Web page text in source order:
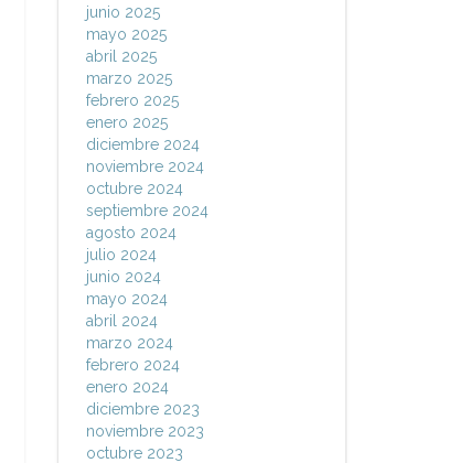
junio 2025
mayo 2025
abril 2025
marzo 2025
febrero 2025
enero 2025
diciembre 2024
noviembre 2024
octubre 2024
septiembre 2024
agosto 2024
julio 2024
junio 2024
mayo 2024
abril 2024
marzo 2024
febrero 2024
enero 2024
diciembre 2023
noviembre 2023
octubre 2023